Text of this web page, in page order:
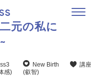
元の私に
感)
New Birth
(叡智)
講